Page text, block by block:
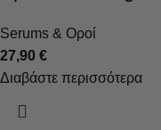
Serums & Οροί
27,90 €
Διαβάστε περισσότερα